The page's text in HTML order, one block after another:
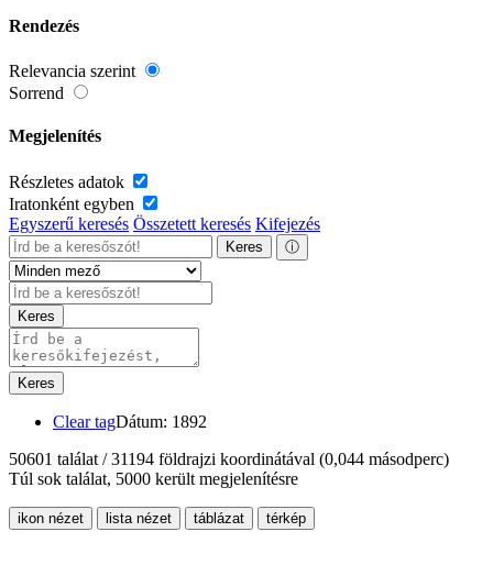
Rendezés
Relevancia szerint
Sorrend
Megjelenítés
Részletes adatok
Iratonként egyben
Egyszerű keresés Összetett keresés Kifejezés
Keres ⓘ
Keres
Keres
Clear tagDátum: 1892
50601 találat / 31194 földrajzi koordinátával (0,044 másodperc)
Túl sok találat, 5000 került megjelenítésre
ikon nézet lista nézet táblázat térkép